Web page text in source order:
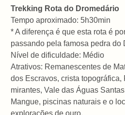
Trekking Rota do Dromedário
Tempo aproximado: 5h30min
* A diferença é que esta rota é
passando pela famosa pedra do
Nível de dificuldade: Médio
Atrativos: Remanescentes de
dos Escravos, crista topográfica,
mirantes, Vale das Águas
Mangue, piscinas naturais e o